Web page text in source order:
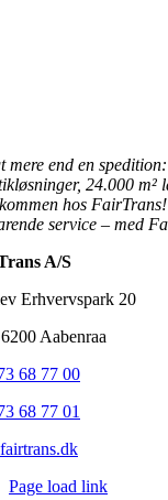
mere end en
24.000 m²
hos
service – med
A/S
Erhvervspark 20
Aabenraa
68 77 00
68 77 01
Page load link